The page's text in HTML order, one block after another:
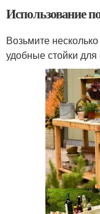
Использование
Возьмите
удобные стойки